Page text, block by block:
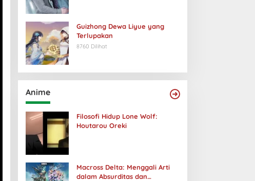
Guizhong Dewa Liyue yang
Terlupakan
8760 Dilihat
Anime
Filosofi Hidup Lone Wolf:
Houtarou Oreki
Macross Delta: Menggali Arti
dalam Absurditas dan